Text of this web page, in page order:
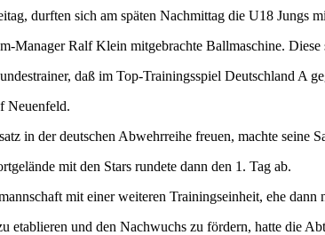
durften sich am späten Nachmittag die U18 Jungs
Manager Ralf Klein mitgebrachte Ballmaschine.
daß im Top-Trainingsspiel Deutschland A
Neuenfeld.
in der deutschen Abwehrreihe freuen, machte seine
mit den Stars rundete dann den 1. Tag ab.
mit einer weiteren Trainingseinheit, ehe
etablieren und den Nachwuchs zu fördern, hatte die